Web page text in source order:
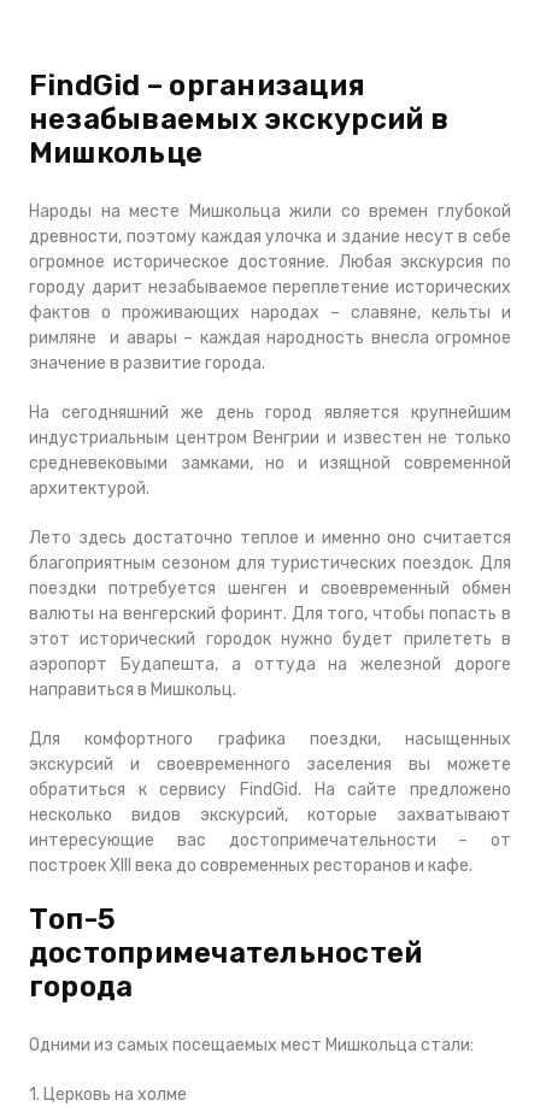
FindGid – организация
незабываемых экскурсий в
Мишкольце
Народы на месте Мишкольца жили со времен глубокой
древности, поэтому каждая улочка и здание несут в себе
огромное историческое достояние. Любая экскурсия по
городу дарит незабываемое переплетение исторических
фактов о проживающих народах – славяне, кельты и
римляне и авары – каждая народность внесла огромное
значение в развитие города.
На сегодняшний же день город является крупнейшим
индустриальным центром Венгрии и известен не только
средневековыми замками, но и изящной современной
архитектурой.
Лето здесь достаточно теплое и именно оно считается
благоприятным сезоном для туристических поездок. Для
поездки потребуется шенген и своевременный обмен
валюты на венгерский форинт. Для того, чтобы попасть в
этот исторический городок нужно будет прилететь в
аэропорт Будапешта, а оттуда на железной дороге
направиться в Мишкольц.
Для комфортного графика поездки, насыщенных
экскурсий и своевременного заселения вы можете
обратиться к сервису FindGid. На сайте предложено
несколько видов экскурсий, которые захватывают
интересующие вас достопримечательности – от
построек XIII века до современных ресторанов и кафе.
Топ-5
достопримечательностей
города
Одними из самых посещаемых мест Мишкольца стали:
1. Церковь на холме